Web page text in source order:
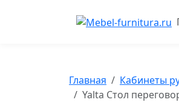
Главная Кабинеты
Yalta Стол